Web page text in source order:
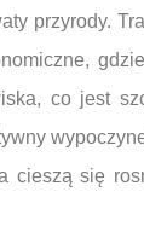
przyrody.
co jest
cieszą się